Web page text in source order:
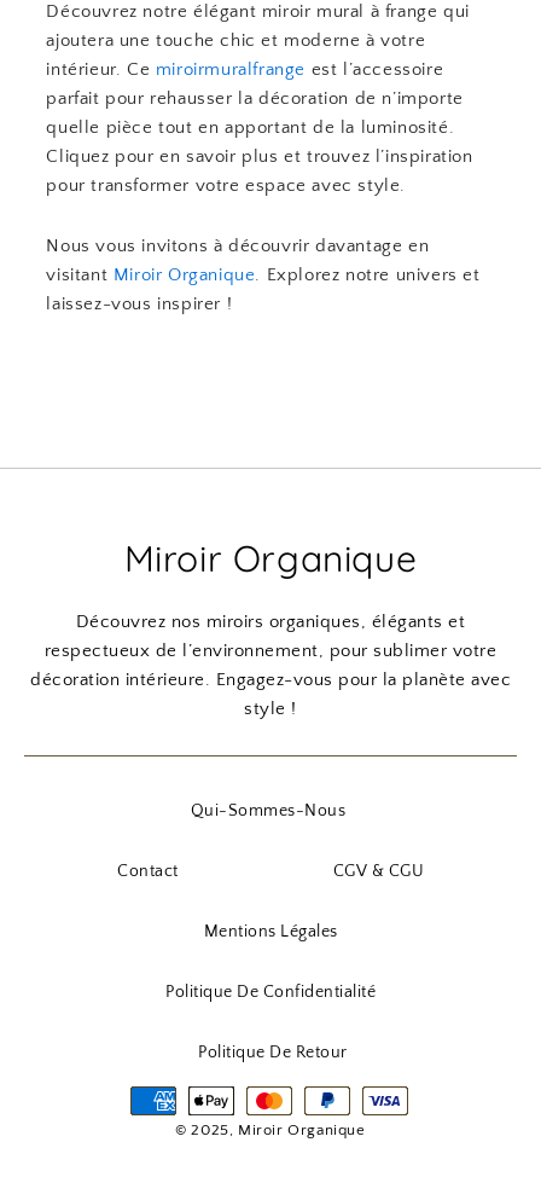
Découvrez notre élégant miroir mural à frange qui
ajoutera une touche chic et moderne à votre
intérieur. Ce miroirmuralfrange est l’accessoire
parfait pour rehausser la décoration de n’importe
quelle pièce tout en apportant de la luminosité.
Cliquez pour en savoir plus et trouvez l’inspiration
pour transformer votre espace avec style.
Nous vous invitons à découvrir davantage en
visitant Miroir Organique. Explorez notre univers et
laissez-vous inspirer !
Miroir Organique
Découvrez nos miroirs organiques, élégants et
respectueux de l’environnement, pour sublimer votre
décoration intérieure. Engagez-vous pour la planète avec
style !
Qui-Sommes-Nous
Contact CGV & CGU
Mentions Légales
Politique De Confidentialité
Politique De Retour
© 2025, Miroir Organique